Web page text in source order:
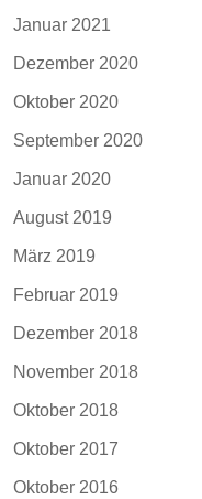
Januar 2021
Dezember 2020
Oktober 2020
September 2020
Januar 2020
August 2019
März 2019
Februar 2019
Dezember 2018
November 2018
Oktober 2018
Oktober 2017
Oktober 2016